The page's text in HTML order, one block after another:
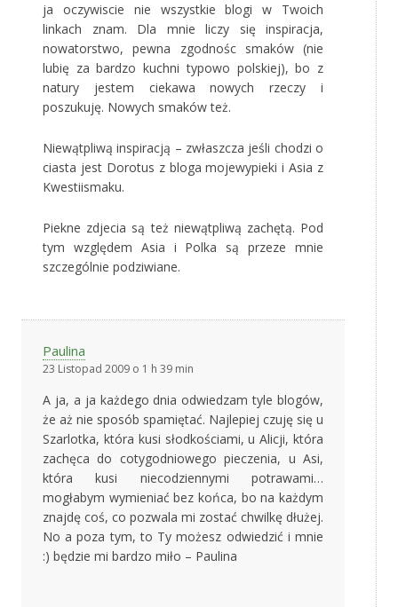
ja oczywiscie nie wszystkie blogi w Twoich
linkach znam. Dla mnie liczy się inspiracja,
nowatorstwo, pewna zgodnośc smaków (nie
lubię za bardzo kuchni typowo polskiej), bo z
natury jestem ciekawa nowych rzeczy i
poszukuję. Nowych smaków też.
Niewątpliwą inspiracją – zwłaszcza jeśli chodzi o
ciasta jest Dorotus z bloga mojewypieki i Asia z
Kwestiismaku.
Piekne zdjecia są też niewątpliwą zachętą. Pod
tym względem Asia i Polka są przeze mnie
szczególnie podziwiane.
Paulina
23 Listopad 2009 o 1 h 39 min
A ja, a ja każdego dnia odwiedzam tyle blogów,
że aż nie sposób spamiętać. Najlepiej czuję się u
Szarlotka, która kusi słodkościami, u Alicji, która
zachęca do cotygodniowego pieczenia, u Asi,
która kusi niecodziennymi potrawami…
mogłabym wymieniać bez końca, bo na każdym
znajdę coś, co pozwala mi zostać chwilkę dłużej.
No a poza tym, to Ty możesz odwiedzić i mnie
:) będzie mi bardzo miło – Paulina